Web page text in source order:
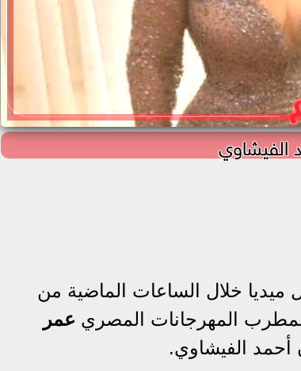
الفيشاوي
ميديا خلال الساعات الماضية من
عمر
أحمد الفيشاوي.